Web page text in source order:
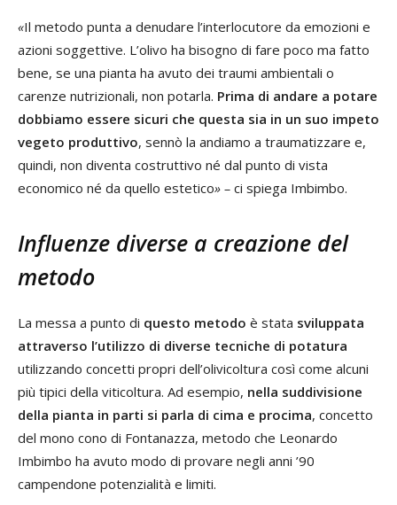
«Il metodo punta a denudare l’interlocutore da emozioni e
azioni soggettive. L’olivo ha bisogno di fare poco ma fatto
bene, se una pianta ha avuto dei traumi ambientali o
carenze nutrizionali, non potarla. Prima di andare a potare
dobbiamo essere sicuri che questa sia in un suo impeto
vegeto produttivo, sennò la andiamo a traumatizzare e,
quindi, non diventa costruttivo né dal punto di vista
economico né da quello estetico» – ci spiega Imbimbo.
Influenze diverse a creazione del
metodo
La messa a punto di questo metodo è stata sviluppata
attraverso l’utilizzo di diverse tecniche di potatura
utilizzando concetti propri dell’olivicoltura così come alcuni
più tipici della viticoltura. Ad esempio, nella suddivisione
della pianta in parti si parla di cima e procima, concetto
del mono cono di Fontanazza, metodo che Leonardo
Imbimbo ha avuto modo di provare negli anni ’90
campendone potenzialità e limiti.